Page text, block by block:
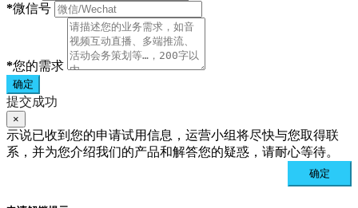
*微信号
*您的需求
确定
提交成功
×
示说已收到您的申请试用信息，运营小组将尽快与您取得联
系，并为您介绍我们的产品和解答您的疑惑，请耐心等待。
确定